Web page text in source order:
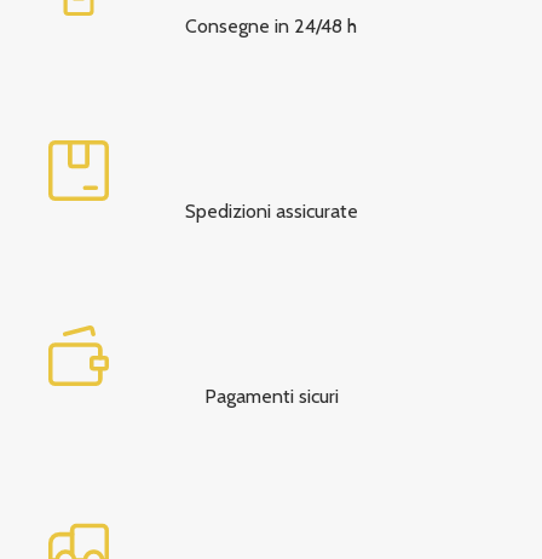
Consegne in 24/48 h
Spedizioni assicurate
Pagamenti sicuri